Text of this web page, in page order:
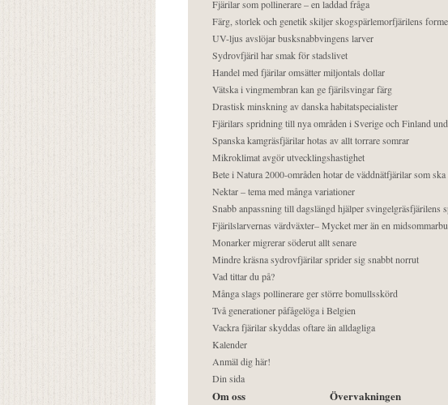
Fjärilar som pollinerare – en laddad fråga
Färg, storlek och genetik skiljer skogspärlemorfjärilens
UV-ljus avslöjar busksnabbvingens larver
Sydrovfjäril har smak för stadslivet
Handel med fjärilar omsätter miljontals dollar
Vätska i vingmembran kan ge fjärilsvingar färg
Drastisk minskning av danska habitatspecialister
Fjärilars spridning till nya områden i Sverige och Finland
Spanska kamgräsfjärilar hotas av allt torrare somrar
Mikroklimat avgör utvecklingshastighet
Bete i Natura 2000-områden hotar de väddnätfjärilar som ska
Nektar – tema med många variationer
Snabb anpassning till dagslängd hjälper svingelgräsfjärilens
Fjärilslarvernas värdväxter– Mycket mer än en
Monarker migrerar söderut allt senare
Mindre kräsna sydrovfjärilar sprider sig snabbt norrut
Vad tittar du på?
Många slags pollinerare ger större bomullsskörd
Två generationer påfågelöga i Belgien
Vackra fjärilar skyddas oftare än alldagliga
Kalender
Anmäl dig här!
Din sida
Om oss Övervakningen